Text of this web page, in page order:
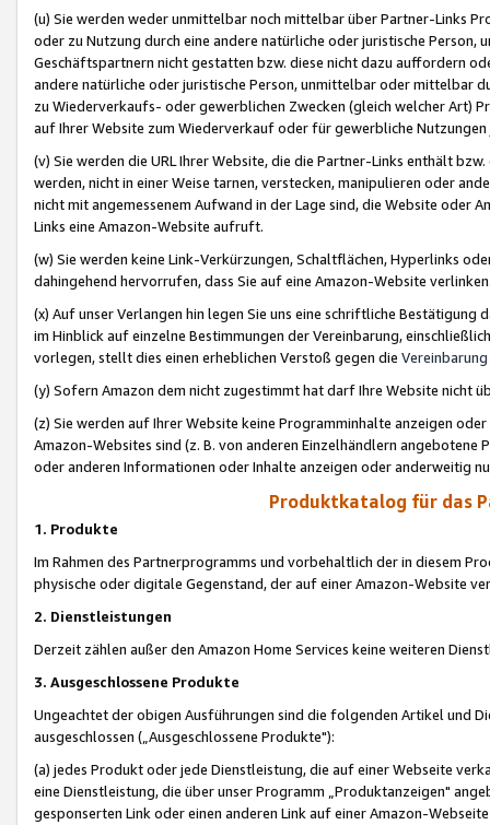
(u) Sie werden weder unmittelbar noch mittelbar über Partner-Links
oder zu Nutzung durch eine andere natürliche oder juristische
Geschäftspartnern nicht gestatten bzw. diese nicht dazu auffordern
andere natürliche oder juristische Person, unmittelbar oder mittelbar
zu Wiederverkaufs- oder gewerblichen Zwecken (gleich welcher Art)
auf Ihrer Website zum Wiederverkauf oder für gewerbliche
(v) Sie werden die URL Ihrer Website, die die Partner-Links enthält
werden, nicht in einer Weise tarnen, verstecken, manipulieren oder
nicht mit angemessenem Aufwand in der Lage sind, die Website oder
Links eine Amazon-Website aufruft.
(w) Sie werden keine Link-Verkürzungen, Schaltflächen, Hyperlinks
dahingehend hervorrufen, dass Sie auf eine Amazon-Website
(x) Auf unser Verlangen hin legen Sie uns eine schriftliche
im Hinblick auf einzelne Bestimmungen der Vereinbarung,
vorlegen, stellt dies einen erheblichen Verstoß gegen die Vereinbarung
(y) Sofern Amazon dem nicht zugestimmt hat darf Ihre Website nicht
(z) Sie werden auf Ihrer Website keine Programminhalte anzeigen
Amazon-Websites sind (z. B. von anderen Einzelhändlern
oder anderen Informationen oder Inhalte anzeigen oder anderweitig
Produktkatalog für das
1. Produkte
Im Rahmen des Partnerprogramms und vorbehaltlich der in diesem
physische oder digitale Gegenstand, der auf einer Amazon-Website
2. Dienstleistungen
Derzeit zählen außer den Amazon Home Services keine weiteren
3. Ausgeschlossene Produkte
Ungeachtet der obigen Ausführungen sind die folgenden Artikel und
ausgeschlossen („Ausgeschlossene Produkte"):
(a) jedes Produkt oder jede Dienstleistung, die auf einer Webseite
eine Dienstleistung, die über unser Programm „Produktanzeigen"
gesponserten Link oder einen anderen Link auf einer Amazon-